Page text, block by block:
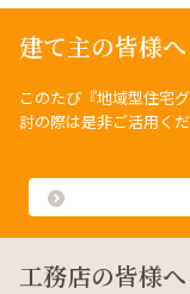
建て主の皆様へ
このたび『地域型住宅
討の際は是非ご活用くだ
工務店の皆様へ